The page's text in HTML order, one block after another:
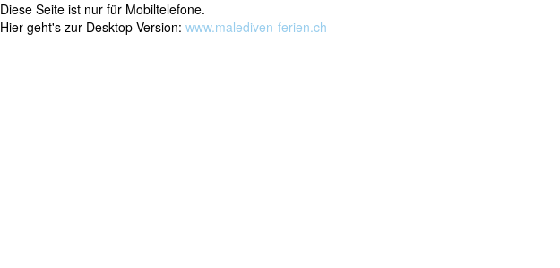
Diese Seite ist nur für Mobiltelefone.
Hier geht's zur Desktop-Version: www.malediven-ferien.ch